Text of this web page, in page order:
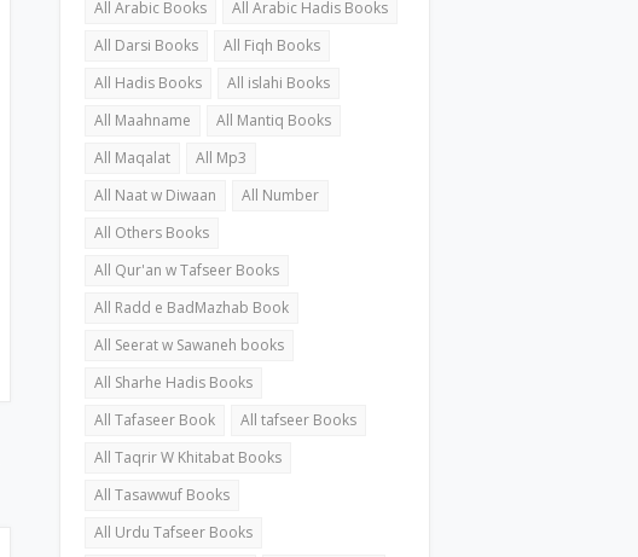
All Arabic Books
All Arabic Hadis Books
All Darsi Books
All Fiqh Books
All Hadis Books
All islahi Books
All Maahname
All Mantiq Books
All Maqalat
All Mp3
All Naat w Diwaan
All Number
All Others Books
All Qur'an w Tafseer Books
All Radd e BadMazhab Book
All Seerat w Sawaneh books
All Sharhe Hadis Books
All Tafaseer Book
All tafseer Books
All Taqrir W Khitabat Books
All Tasawwuf Books
All Urdu Tafseer Books